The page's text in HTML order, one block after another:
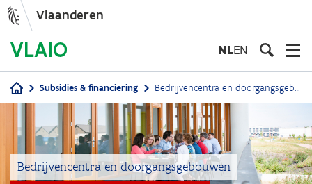
inhoud
gaan
Vlaanderen
NLEN
Kruimelpad
Subsidies & financiering Bedrijvencentra en doorgangsgebouwen
Bedrijvencentra en doorgangsgebouwen